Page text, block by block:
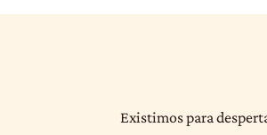
Existimos para